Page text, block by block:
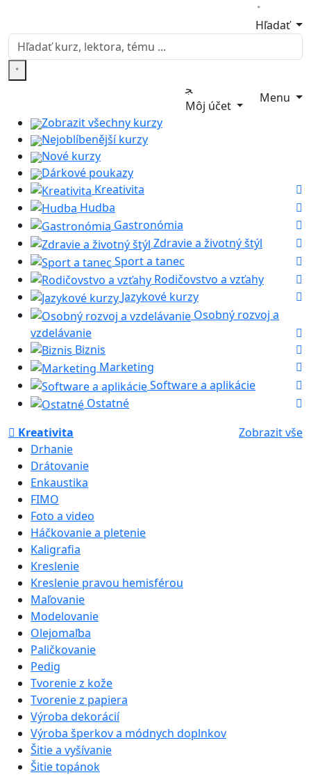
Hľadať
Môj účet
Menu
Zobrazit všechny kurzy
Nejoblíbenější kurzy
Nové kurzy
Dárkové poukazy
Kreativita
Hudba
Gastronómia
Zdravie a životný štýl
Sport a tanec
Rodičovstvo a vzťahy
Jazykové kurzy
Osobný rozvoj a
vzdelávanie
Biznis
Marketing
Software a aplikácie
Ostatné
Kreativita
Zobrazit vše
Drhanie
Drátovanie
Enkaustika
FIMO
Foto a video
Háčkovanie a pletenie
Kaligrafia
Kreslenie
Kreslenie pravou hemisférou
Maľovanie
Modelovanie
Olejomaľba
Paličkovanie
Pedig
Tvorenie z kože
Tvorenie z papiera
Výroba dekorácií
Výroba šperkov a módnych doplnkov
Šitie a vyšívanie
Šitie topánok